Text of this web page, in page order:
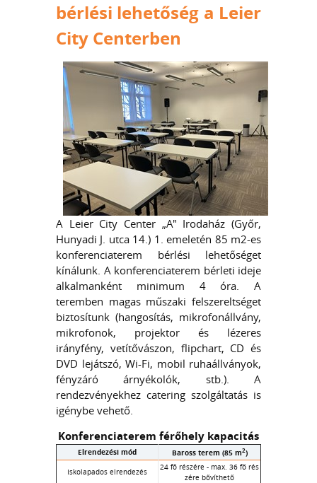
bérlési lehetőség a Leier
City Centerben
A Leier City Center „A" Irodaház (Győr,
Hunyadi J. utca 14.) 1. emeletén 85 m2-es
konferenciaterem bérlési lehetőséget
kínálunk. A konferenciaterem bérleti ideje
alkalmanként minimum 4 óra. A
teremben magas műszaki felszereltséget
biztosítunk (hangosítás, mikrofonállvány,
mikrofonok, projektor és lézeres
irányfény, vetítővászon, flipchart, CD és
DVD lejátszó, Wi-Fi, mobil ruhaállványok,
fényzáró árnyékolók, stb.). A
rendezvényekhez catering szolgáltatás is
igénybe vehető.
Konferenciaterem férőhely kapacitás
Elrendezési mód Baross terem (85 m2)
Iskolapados elrendezés
24 fő részére - max. 36 fő rés
zére bővíthető